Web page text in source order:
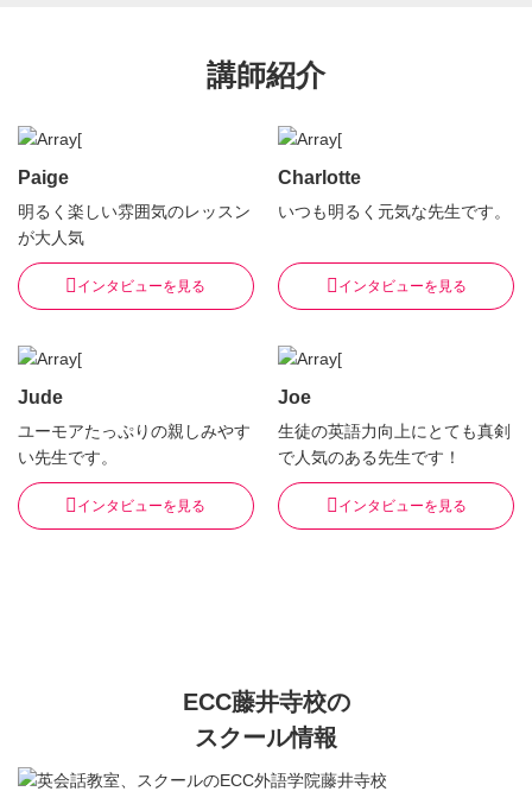
講師紹介
Paige
明るく楽しい雰囲気のレッスン
が大人気
インタビューを見る
Charlotte
いつも明るく元気な先生です。
インタビューを見る
Jude
ユーモアたっぷりの親しみやす
い先生です。
インタビューを見る
Joe
生徒の英語力向上にとても真剣
で人気のある先生です！
インタビューを見る
ECC藤井寺校の
スクール情報